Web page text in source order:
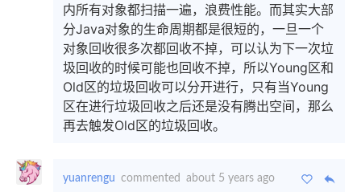
内所有对象都扫描一遍，浪费性能。而其实大部
分Java对象的生命周期都是很短的，一旦一个
对象回收很多次都回收不掉，可以认为下一次垃
圾回收的时候可能也回收不掉，所以Young区和
Old区的垃圾回收可以分开进行，只有当Young
区在进行垃圾回收之后还是没有腾出空间，那么
再去触发Old区的垃圾回收。
yuanrengu commented about 5 years ago